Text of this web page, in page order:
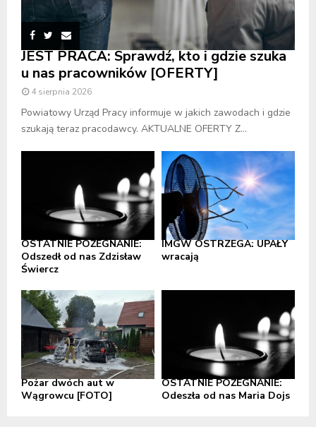
JEST PRACA: Sprawdź, kto i gdzie szuka
u nas pracowników [OFERTY]
4 sierpnia 2026
Powiatowy Urząd Pracy informuje w jakich zawodach i gdzie
szukają teraz pracodawcy. AKTUALNE OFERTY Z...
OSTATNIE POŻEGNANIE:
Odszedł od nas Zdzisław
Świercz
IMGW OSTRZEGA: UPAŁY
wracają
Pożar dwóch aut w
Wągrowcu [FOTO]
OSTATNIE POŻEGNANIE:
Odeszła od nas Maria Dojs